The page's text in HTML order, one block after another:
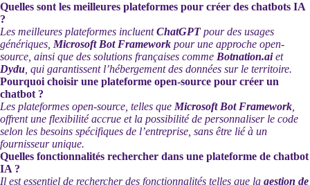
Quelles sont les meilleures plateformes pour créer des chatbots IA
?
Les meilleures plateformes incluentChatGPTpour des usages
génériques, Microsoft Bot Framework pour une approche open-
source, ainsi que des solutions françaises comme Botnation.aiet
Dydu, qui garantissent l’hébergement des données sur le territoire.
Pourquoi choisir une plateforme open-source pour créer un
chatbot ?
Les plateformes open-source, telles que Microsoft Bot Framework,
offrent une flexibilité accrue et la possibilité de personnaliser le code
selon les besoins spécifiques de l’entreprise, sans être lié à un
fournisseur unique.
Quelles fonctionnalités rechercher dans une plateforme de chatbot
IA ?
Il est essentiel de rechercher des fonctionnalités telles que la gestion de